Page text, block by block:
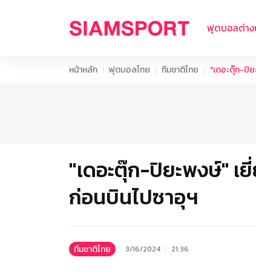
ฟุตบอลต่าง
หน้าหลัก ฟุตบอลไทย ทีมชาติไทย "เดอะตุ๊ก-ปิ
"เดอะตุ๊ก-ปิยะพงษ์"
ก่อนบินไปซาอุฯ
ทีมชาติไทย 3/16/2024 21:36